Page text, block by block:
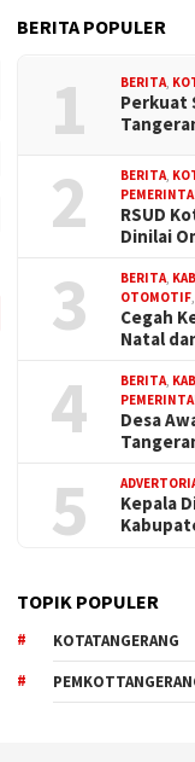
BERITA POPULER
1 BERITA,
Perkuat
2 BERITA,
RSUD
Dinilai
3 BERITA,
OTOMOTIF,
Cegah
Natal
4 BERITA,
Desa
5
Kepala
TOPIK POPULER
KOTATANGERANG